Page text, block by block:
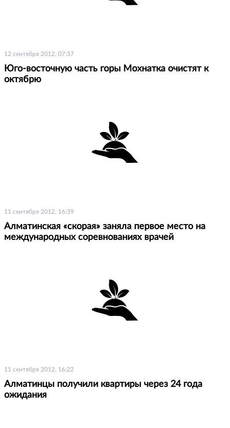
12 сентября 2012, 07:37
Юго-восточную часть горы Мохнатка очистят к
октябрю
11 сентября 2012, 16:39
Алматинская «скорая» заняла первое место на
международных соревнованиях врачей
11 сентября 2012, 16:22
Алматинцы получили квартиры через 24 года
ожидания